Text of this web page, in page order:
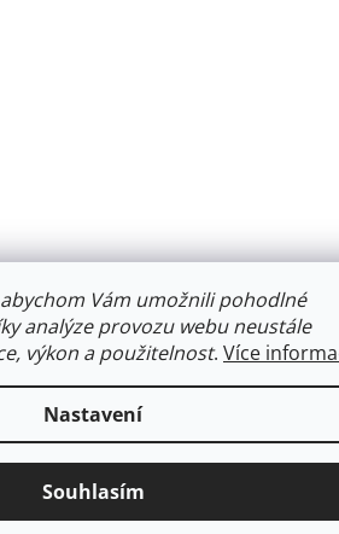
Vám umožnili pohodlné
analýze provozu webu neustále
výkon a použitelnost. Více
Nastavení
Souhlasím